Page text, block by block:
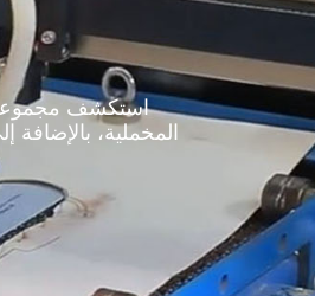
استكشف
المخملية،